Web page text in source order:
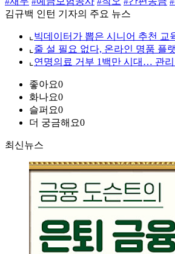
김규백 인턴 기자의 주요 뉴스
⌞ 빅데이터가 뽑은 시니어 추천 교
⌞ 줄 설 필요 없다, 온라인 명품 플
⌞ 연명의료 거부 1백만 시대… 관리
좋아요0
화나요0
슬퍼요0
더 궁금해요0
최신뉴스